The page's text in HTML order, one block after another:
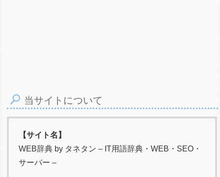
当サイトについて
【サイト名】
WEB辞典 by タネタン – IT用語辞典・WEB・SEO・
サーバー –